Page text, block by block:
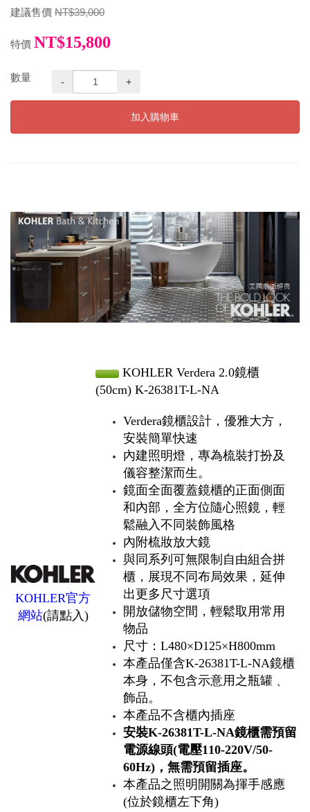
建議售價 NT$39,000
特價 NT$15,800
數量 - +
加入購物車
KOHLER官方
網站(請點入)
KOHLER Verdera 2.0鏡櫃
(50cm) K-26381T-L-NA
Verdera鏡櫃設計，優雅大方，
安裝簡單快速
內建照明燈，專為梳裝打扮及
儀容整潔而生。
鏡面全面覆蓋鏡櫃的正面側面
和內部，全方位隨心照鏡，輕
鬆融入不同裝飾風格
內附梳妝放大鏡
與同系列可無限制自由組合拼
櫃，展現不同布局效果，延伸
出更多尺寸選項
開放儲物空間，輕鬆取用常用
物品
尺寸：L480×D125×H800mm
本產品僅含K-26381T-L-NA鏡櫃
本身，不包含示意用之瓶罐﹑
飾品。
本產品不含櫃內插座
安裝K-26381T-L-NA鏡櫃需預留
電源線頭(電壓110-220V/50-
60Hz)，無需預留插座。
本產品之照明開關為揮手感應
(位於鏡櫃左下角)